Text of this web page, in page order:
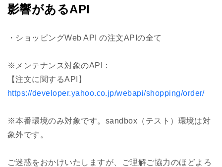
影響があるAPI
・ショッピングWeb API の注文APIの全て
※メンテナンス対象のAPI：
【注文に関するAPI】
https://developer.yahoo.co.jp/webapi/shopping/order/
※本番環境のみ対象です。sandbox（テスト）環境は対
象外です。
ご迷惑をおかけいたしますが、ご理解ご協力のほどよろ